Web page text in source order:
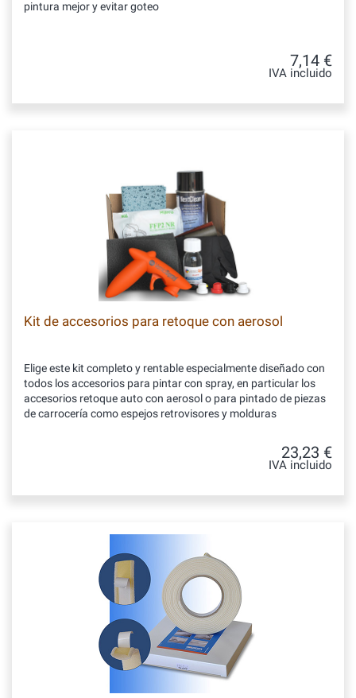
pintura mejor y evitar goteo
7,14 €
IVA incluido
Kit de accesorios para retoque con aerosol
Elige este kit completo y rentable especialmente diseñado con
todos los accesorios para pintar con spray, en particular los
accesorios retoque auto con aerosol o para pintado de piezas
de carrocería como espejos retrovisores y molduras
23,23 €
IVA incluido